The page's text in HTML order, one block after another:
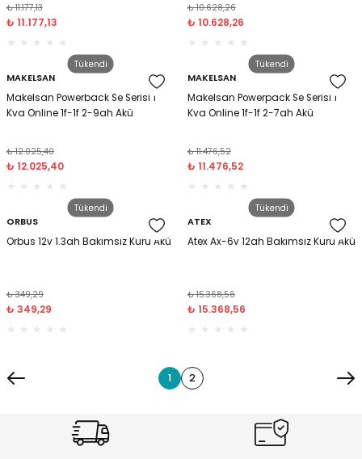
₺ 11.177,13
₺ 11.177,13
₺ 10.628,26
₺ 10.628,26
Tükendi
MAKELSAN
Makelsan Powerback Se Serisi 1
Kva Online 1f-1f 2-9ah Akü
₺ 12.025,40
₺ 12.025,40
Tükendi
MAKELSAN
Makelsan Powerpack Se Serisi 1
Kva Online 1f-1f 2-7ah Akü
₺ 11.476,52
₺ 11.476,52
Tükendi
ORBUS
Orbus 12v 1.3ah Bakımsız Kuru Akü
₺ 349,29
₺ 349,29
Tükendi
ATEX
Atex Ax-6v 12ah Bakımsız Kuru Akü
₺ 15.368,56
₺ 15.368,56
1 2